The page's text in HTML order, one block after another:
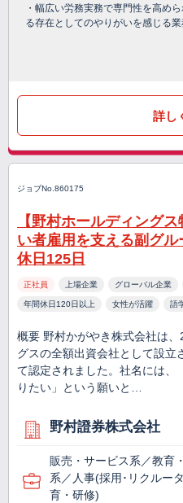
・幅広い労務実務で専門性を高め
る存在としてのやりがいを感じる業
詳し
ジョブNo.860175
【野村ホールディング
い者雇用を支える副グ
休日125日
正社員 上場企業 グローバル企業
年間休日120日以上 女性が活躍 語
概要 野村かがやき株式会社は
グスの全額出資会社として設立
て認定されました。社名には、
りたい」という願いと…
野村證券株式会社
販売・サービス系／教育
系／人事(採用･リクルー
育・研修)